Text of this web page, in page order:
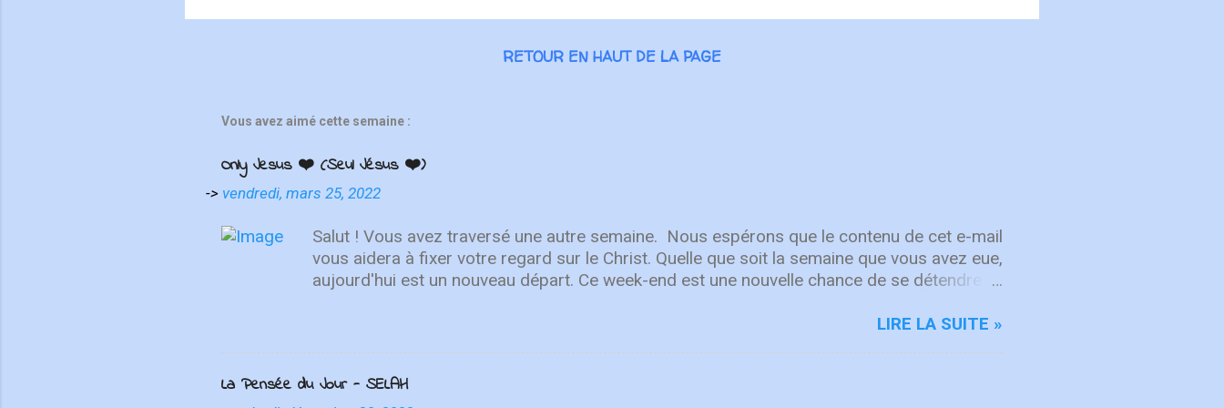
RETOUR EN HAUT DE LA PAGE
Vous avez aimé cette semaine :
Only Jesus ❤️ (Seul Jésus ❤️)
-> vendredi, mars 25, 2022
Salut ! Vous avez traversé une autre semaine. ⁣ Nous espérons que le contenu de cet e-mail
vous aidera à fixer votre regard sur le Christ. Quelle que soit la semaine que vous avez eue,
aujourd'hui est un nouveau départ. Ce week-end est une nouvelle chance de se détendre et
choses d'en haut, où Christ est assis à la droite de Dieu. Ayez l'esprit sur les choses d'en
présente "Only You" , une toute nouvelle chanson qui fait place à l'adoration et à la
LIRE LA SUITE »
La Pensée du Jour - SELAH